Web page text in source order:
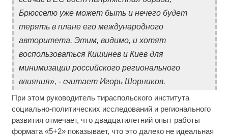
Брюсселю уже может быть и нечего будет
терять в плане его международного
авторитета. Этим, видимо, и хотят
воспользоваться Кишинев и Киев для
минимизации российского регионального
влияния», - считает Игорь Шорников.
При этом руководитель тираспольского института
социально-политических исследований и регионального
развития отмечает, что двадцатилетний опыт работы
формата «5+2» показывает, что это далеко не идеальная